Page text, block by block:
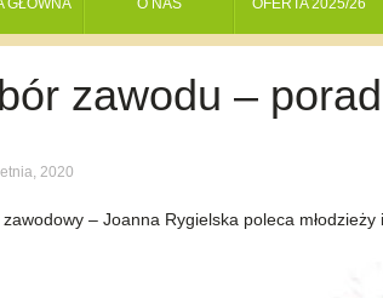
GŁÓWNA O NAS OFERTA 2025/26
zawodu –
2020
– Joanna Rygielska poleca